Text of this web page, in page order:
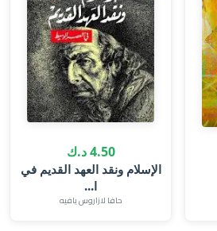
4.50 د.ك
الإسلام ونقد العهد القديم في
ا...
حافا لازاروس يافيه